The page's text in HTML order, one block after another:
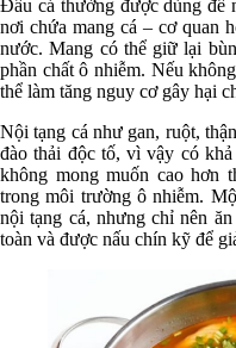
Đầu cá thường được dùng để
nơi chứa mang cá – cơ quan
nước. Mang có thể giữ lại
phần chất ô nhiễm. Nếu
thể làm tăng nguy cơ gây hại
Nội tạng cá như gan, ruột,
đào thải độc tố, vì vậy có
không mong muốn cao hơn
trong môi trường ô nhiễm.
nội tạng cá, nhưng chỉ nên
toàn và được nấu chín kỹ để